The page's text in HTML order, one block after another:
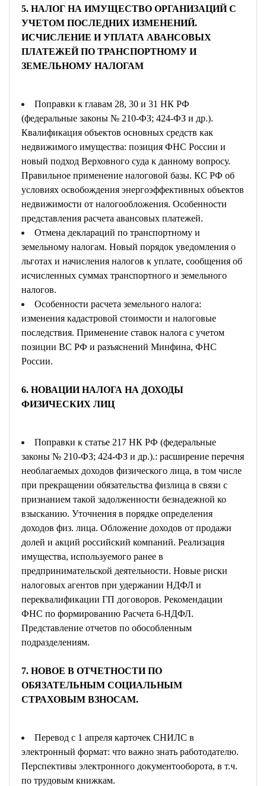
5. НАЛОГ НА ИМУЩЕСТВО ОРГАНИЗАЦИЙ С
УЧЕТОМ ПОСЛЕДНИХ ИЗМЕНЕНИЙ.
ИСЧИСЛЕНИЕ И УПЛАТА АВАНСОВЫХ
ПЛАТЕЖЕЙ ПО ТРАНСПОРТНОМУ И
ЗЕМЕЛЬНОМУ НАЛОГАМ
Поправки к главам 28, 30 и 31 НК РФ
(федеральные законы № 210-ФЗ; 424-ФЗ и др.).
Квалификация объектов основных средств как
недвижимого имущества: позиция ФНС России и
новый подход Верховного суда к данному вопросу.
Правильное применение налоговой базы. КС РФ об
условиях освобождения энергоэффективных объектов
недвижимости от налогообложения. Особенности
представления расчета авансовых платежей.
Отмена деклараций по транспортному и
земельному налогам. Новый порядок уведомления о
льготах и начисления налогов к уплате, сообщения об
исчисленных суммах транспортного и земельного
налогов.
Особенности расчета земельного налога:
изменения кадастровой стоимости и налоговые
последствия. Применение ставок налога с учетом
позиции ВС РФ и разъяснений Минфина, ФНС
России.
6. НОВАЦИИ НАЛОГА НА ДОХОДЫ
ФИЗИЧЕСКИХ ЛИЦ
Поправки к статье 217 НК РФ (федеральные
законы № 210-ФЗ; 424-ФЗ и др.).: расширение перечня
необлагаемых доходов физического лица, в том числе
при прекращении обязательства физлица в связи с
признанием такой задолженности безнадежной ко
взысканию. Уточнения в порядке определения
доходов физ. лица. Обложение доходов от продажи
долей и акций российский компаний. Реализация
имущества, используемого ранее в
предпринимательской деятельности. Новые риски
налоговых агентов при удержании НДФЛ и
переквалификации ГП договоров. Рекомендации
ФНС по формированию Расчета 6-НДФЛ.
Представление отчетов по обособленным
подразделениям.
7. НОВОЕ В ОТЧЕТНОСТИ ПО
ОБЯЗАТЕЛЬНЫМ СОЦИАЛЬНЫМ
СТРАХОВЫМ ВЗНОСАМ.
Перевод с 1 апреля карточек СНИЛС в
электронный формат: что важно знать работодателю.
Перспективы электронного документооборота, в т.ч.
по трудовым книжкам.